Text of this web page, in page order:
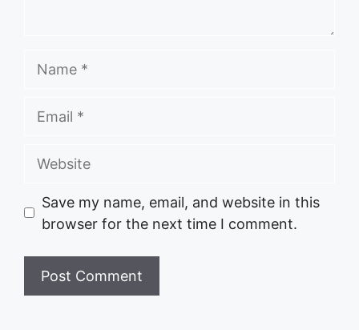
Website
Save my name, email, and website in this
browser for the next time I comment.